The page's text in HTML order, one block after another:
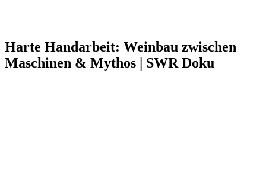
Harte Handarbeit: Weinbau zwischen
Maschinen & Mythos | SWR Doku